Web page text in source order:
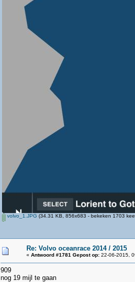
volvo_1.JPG (34.31 KB, 856x683 - bekeken 1703
Re: Volvo oceanrace 2014 / 2015
« Antwoord #1781 Gepost op: 22-06-2015,
909
nog 19 mijl te gaan